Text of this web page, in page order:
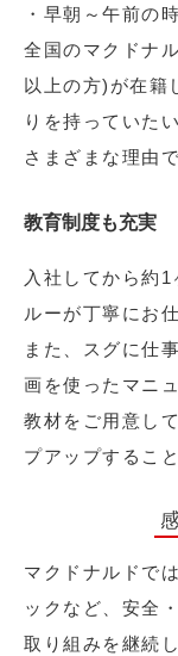
・早朝～午前の
全国のマクドナ
以上の方)が在籍
りを持っていた
さまざまな理由
教育制度も充実
入社してから約
ルーが丁寧にお
また、スグに仕
画を使ったマニ
教材をご用意し
プアップするこ
マクドナルドで
ックなど、安全
取り組みを継続